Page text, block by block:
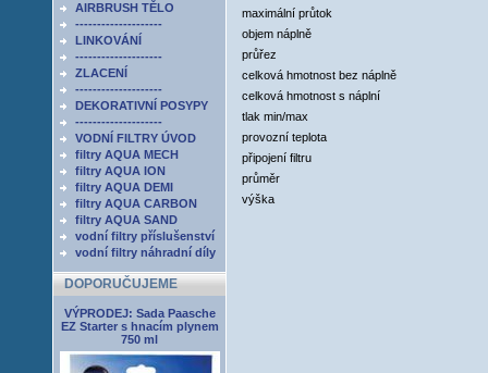
AIRBRUSH TĚLO
--------------------
LINKOVÁNÍ
--------------------
ZLACENÍ
--------------------
DEKORATIVNÍ POSYPY
--------------------
VODNÍ FILTRY ÚVOD
filtry AQUA MECH
filtry AQUA ION
filtry AQUA DEMI
filtry AQUA CARBON
filtry AQUA SAND
vodní filtry příslušenství
vodní filtry náhradní díly
DOPORUČUJEME
VÝPRODEJ: Sada Paasche
EZ Starter s hnacím plynem
750 ml
maximální průtok
objem náplně
průřez
celková hmotnost bez náplně
celková hmotnost s náplní
tlak min/max
provozní teplota
připojení filtru
průměr
výška